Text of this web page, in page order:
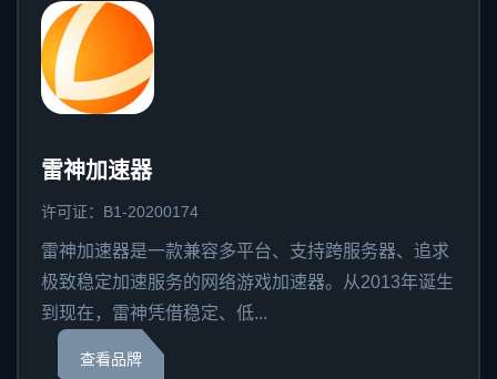
雷神加速器
许可证：B1-20200174
雷神加速器是一款兼容多平台、支持跨服务器、追求
极致稳定加速服务的网络游戏加速器。从2013年诞生
到现在，雷神凭借稳定、低...
查看品牌